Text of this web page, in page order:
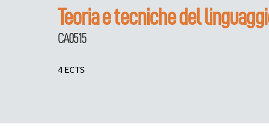
Teoria e tecniche del
CA0515
4 ECTS